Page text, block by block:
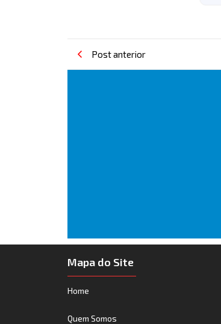
Post anterior
Mapa do Site
Home
Quem Somos